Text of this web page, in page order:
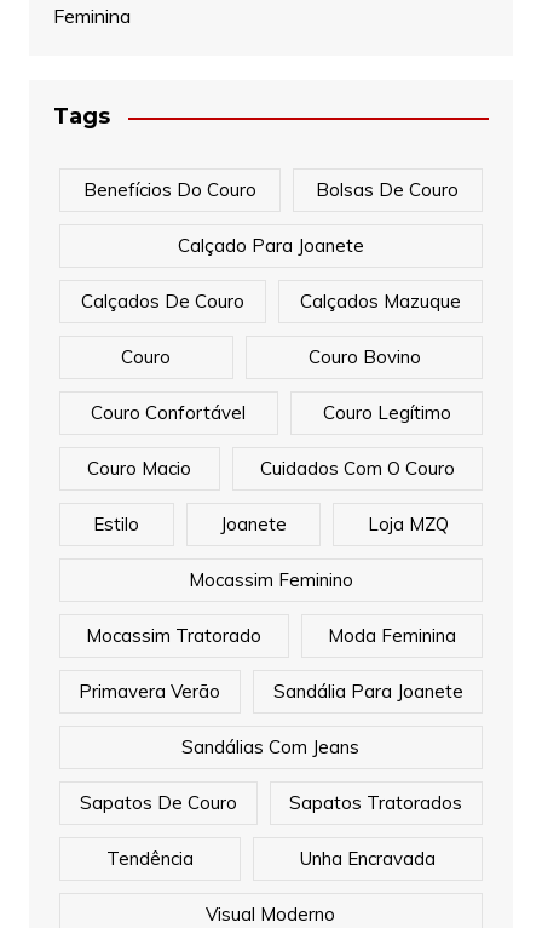
Feminina
Tags
Benefícios Do Couro Bolsas De Couro
Calçado Para Joanete
Calçados De Couro Calçados Mazuque
Couro Couro Bovino
Couro Confortável Couro Legítimo
Couro Macio Cuidados Com O Couro
Estilo Joanete Loja MZQ
Mocassim Feminino
Mocassim Tratorado Moda Feminina
Primavera Verão Sandália Para Joanete
Sandálias Com Jeans
Sapatos De Couro Sapatos Tratorados
Tendência Unha Encravada
Visual Moderno